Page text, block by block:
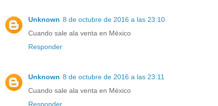
Unknown 8 de octubre de 2016 a las 23:10
Cuando sale ala venta en México
Responder
Unknown 8 de octubre de 2016 a las 23:11
Cuando sale ala venta en México
Responder